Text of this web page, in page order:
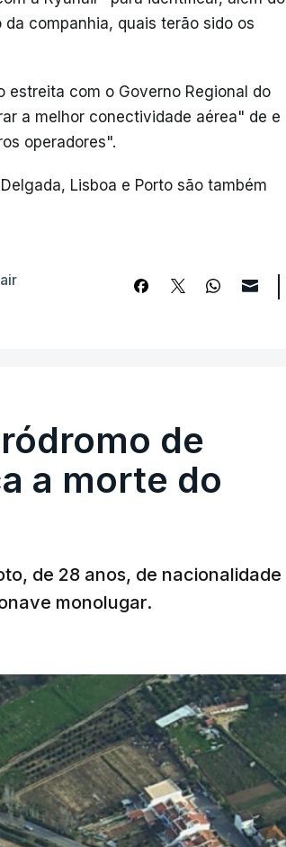
companhia, quais terão sido os
estreita com o Governo Regional do
a melhor conectividade aérea" de e
operadores".
Lisboa e Porto são também
de
a morte do
de 28 anos, de nacionalidade
monolugar.